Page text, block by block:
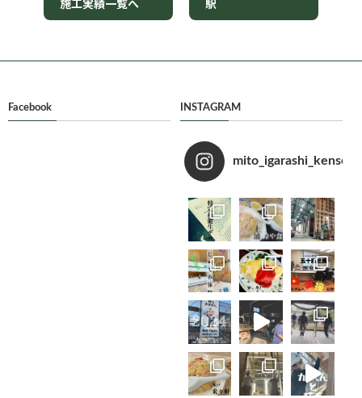
施工実績一覧へ 駅
Facebook INSTAGRAM